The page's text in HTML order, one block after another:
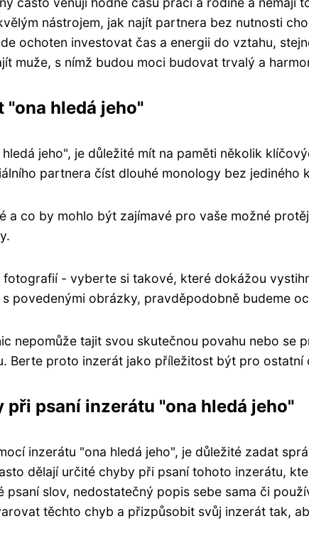
nástrojem, jak najít partnera bez nutnosti
ochoten investovat čas a energii do vztahu,
muže, s nímž budou moci budovat trvalý a
"ona hledá jeho"
jeho", je důležité mít na paměti několik
partnera číst dlouhé monology bez jediného
a co by mohlo být zajímavé pro vaše možné
- vyberte si takové, které dokážou
povedenými obrázky, pravděpodobně budeme
nepomůže tajit svou skutečnou povahu nebo se
Berte proto inzerát jako příležitost být pro
psaní inzerátu "ona hledá jeho"
inzerátu "ona hledá jeho", je důležité zadat
dělají určité chyby při psaní tohoto inzerátu,
psaní slov, nedostatečný popis sebe sama či
těchto chyb a přizpůsobit svůj inzerát tak,